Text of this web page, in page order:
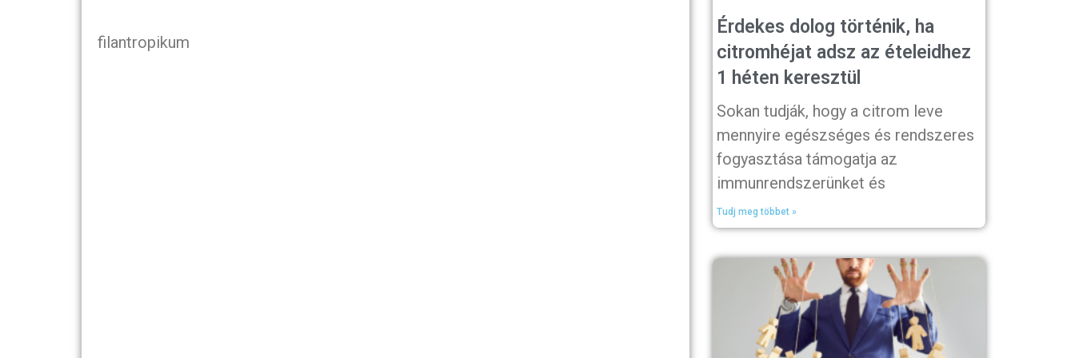
filantropikum
Érdekes dolog történik, ha
citromhéjat adsz az ételeidhez
1 héten keresztül
Sokan tudják, hogy a citrom leve
mennyire egészséges és rendszeres
fogyasztása támogatja az
immunrendszerünket és
Tudj meg többet »